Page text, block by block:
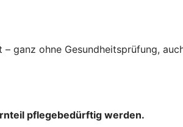
ganz ohne Gesundheitsprüfung,
pflegebedürftig werden.